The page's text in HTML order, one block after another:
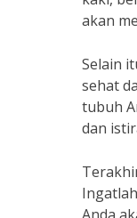
akan
Selain
sehat
tubuh
dan